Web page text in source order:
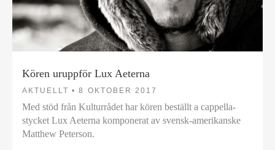
Kören uruppför Lux Aeterna
AKTUELLT • 8 OKTOBER 2017
Med stöd från Kulturrådet har kören beställt a cappella-
stycket Lux Aeterna komponerat av svensk-amerikanske
Matthew Peterson.